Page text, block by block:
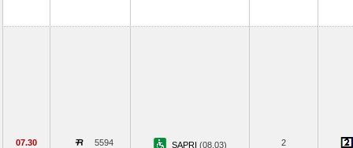
07.30 5594 SAPRI (08.03) 2